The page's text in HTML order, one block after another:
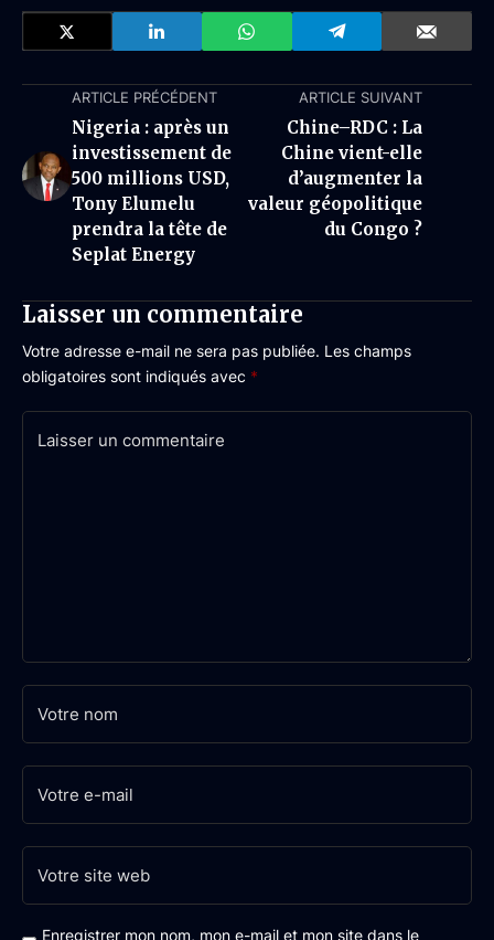
ARTICLE PRÉCÉDENT
Nigeria : après un
investissement de
500 millions USD,
Tony Elumelu
prendra la tête de
Seplat Energy
ARTICLE SUIVANT
Chine–RDC : La
Chine vient-elle
d’augmenter la
valeur géopolitique
du Congo ?
Laisser un commentaire
Votre adresse e-mail ne sera pas publiée. Les champs
obligatoires sont indiqués avec *
Enregistrer mon nom, mon e-mail et mon site dans le